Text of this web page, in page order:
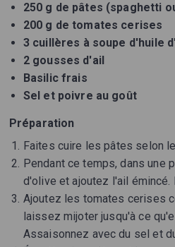
250 g de pâtes (spaghetti
200 g de tomates cerises
3 cuillères à soupe d'huile
2 gousses d'ail
Basilic frais
Sel et poivre au goût
Préparation
Faites cuire les pâtes selon
Pendant ce temps, dans une
d'olive et ajoutez l'ail
Ajoutez les tomates cerises
laissez mijoter jusqu'à ce
Assaisonnez avec du sel et